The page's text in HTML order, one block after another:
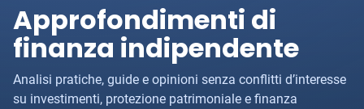
Approfondimenti di
finanza indipendente
Analisi pratiche, guide e opinioni senza conflitti d’interesse
su investimenti, protezione patrimoniale e finanza